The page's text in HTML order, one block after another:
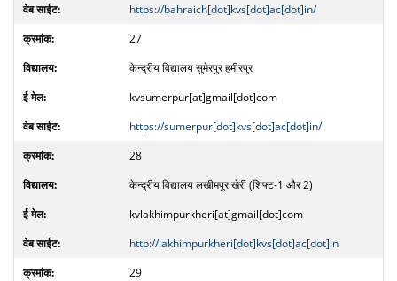
https://bahraich[dot]kvs[dot]ac[dot]in/
27
केन्द्रीय विद्यालय सुमेरपुर हमीरपुर
kvsumerpur[at]gmail[dot]com
https://sumerpur[dot]kvs[dot]ac[dot]in/
28
केन्द्रीय विद्यालय लखीमपुर खेरी (शिफ्ट-1 और 2)
kvlakhimpurkheri[at]gmail[dot]com
http://lakhimpurkheri[dot]kvs[dot]ac[dot]in
29